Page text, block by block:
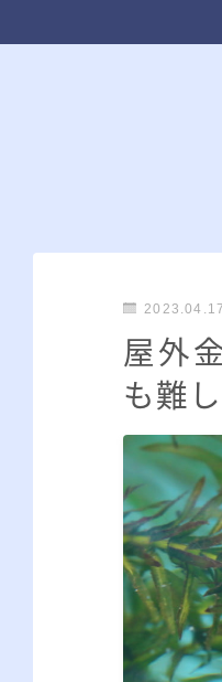
2023.04.17
屋外
も難